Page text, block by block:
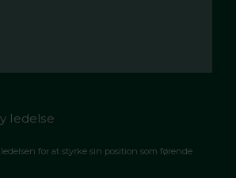
ledelse
for at styrke sin position som førende